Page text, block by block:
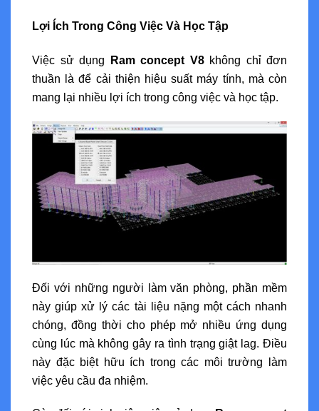
Lợi Ích Trong Công Việc Và Học Tập
Việc sử dụng Ram concept V8không chỉ đơn
thuần là để cải thiện hiệu suất máy tính, mà còn
mang lại nhiều lợi ích trong công việc và học tập.
Đối với những người làm văn phòng, phần mềm
này giúp xử lý các tài liệu nặng một cách nhanh
chóng, đồng thời cho phép mở nhiều ứng dụng
cùng lúc mà không gây ra tình trạng giật lag. Điều
này đặc biệt hữu ích trong các môi trường làm
việc yêu cầu đa nhiệm.